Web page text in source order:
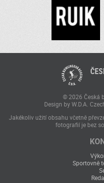
© 2026 Česká
Design by W.D.A.
Jakékoliv užití obsahu včetně
fotografií je bez
Sportovně